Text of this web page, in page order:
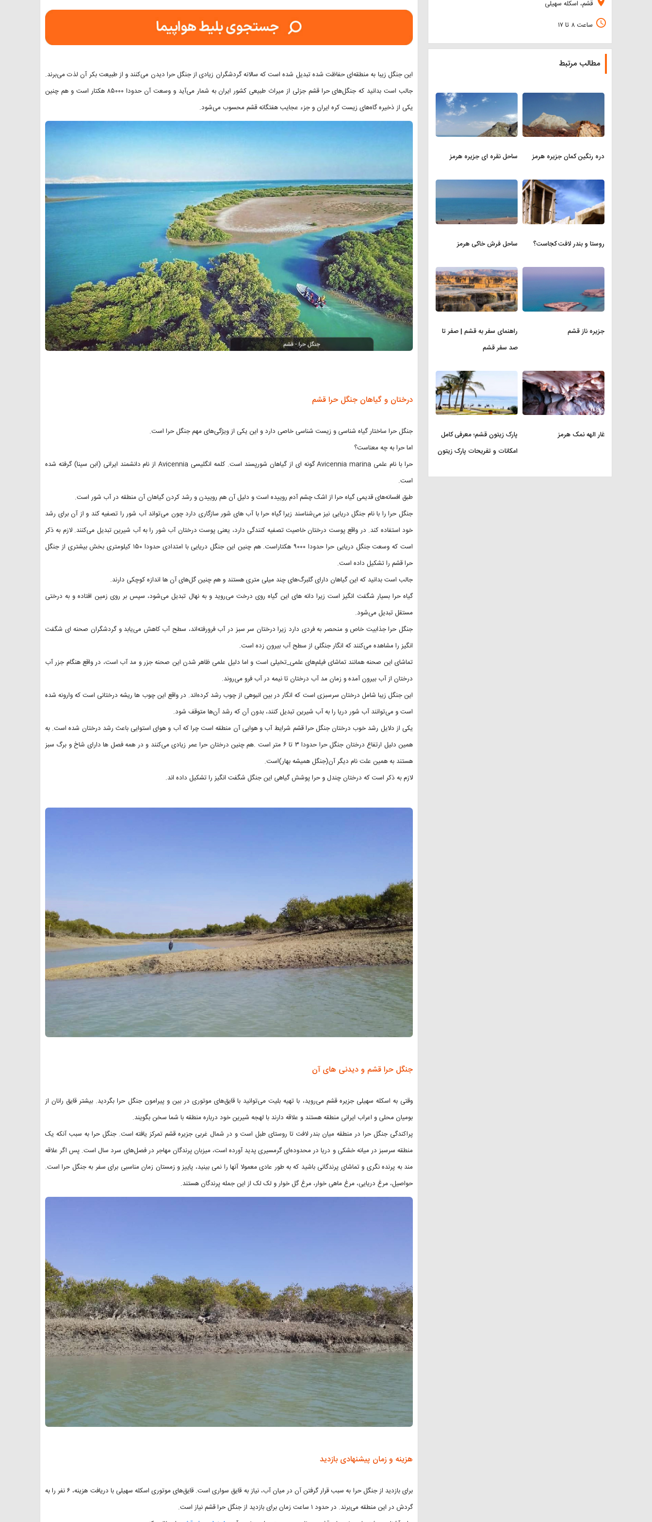
این جنگل زیبا به منطقه‌ای حفاظت شده تبدیل شده است که سالانه گردشگران زیادی از جنگل حرا دیدن می‌کنند و از طبیعت بکر آن لذت می‌برند.
جالب است بدانید که جنگل‌های حرا قشم جزئی از میراث طبیعی کشور ایران به شمار می‌آید و وسعت آن حدودا ۸۵۰۰۰ هکتار است و هم چنین
یکی از ذخیره گاه‌های زیست کره ایران و جزء عجایب هفتگانه قشم محسوب می‌شود.
درختان و گیاهان جنگل حرا قشم
جنگل حرا ساختار گیاه شناسی و زیست شناسی خاصی دارد و این یکی از ویژگی‌های مهم جنگل حرا است.
اما حرا به چه معناست؟
حرا با نام علمی Avicennia marina گونه ای از گیاهان شورپسند است. کلمه انگلیسی Avicennia از نام دانشمند ایرانی (ابن سینا) گرفته شده
است.
طبق افسانه‌های قدیمی گیاه حرا از اشک چشم آدم روییده است و دلیل آن هم روییدن و رشد کردن گیاهان آن منطقه در آب شور است.
جنگل حرا را با نام جنگل دریایی نیز می‌شناسند زیرا گیاه حرا با آب های شور سازگاری دارد چون می‌تواند آب شور را تصفیه کند و از آن برای رشد
خود استفاده کند. در واقع پوست درختان خاصیت تصفیه کنندگی دارد، یعنی پوست درختان آب شور را به آب شیرین تبدیل می‌کنند. لازم به ذکر
است که وسعت جنگل دریایی حرا حدودا ۹۰۰۰ هکتاراست. هم چنین این جنگل دریایی با امتدادی حدودا ۱۵۰ کیلومتری بخش بیشتری از جنگل
حرا قشم را تشکیل داده است.
جالب است بدانید که این گیاهان دارای گلبرگ‌های چند میلی متری هستند و هم چنین گل‌های آن ها اندازه کوچکی دارند.
گیاه حرا بسیار شگفت انگیز است زیرا دانه های این گیاه روی درخت می‌روید و به نهال تبدیل می‌شود، سپس بر روی زمین افتاده و به درختی
مستقل تبدیل می‌شود.
جنگل حرا جذابیت خاص و منحصر به فردی دارد زیرا درختان سر سبز در آب فرورفته‌اند، سطح آب کاهش می‌یابد و گردشگران صحنه ای شگفت
انگیز را مشاهده می‌کنند که انگار جنگلی از سطح آب بیرون زده است.
تماشای این صحنه همانند تماشای فیلم‌های علمی_تخیلی است و اما دلیل علمی ظاهر شدن این صحنه جزر و مد آب است، در واقع هنگام جزر آب
درختان از آب بیرون آمده و زمان مد آب درختان تا نیمه در آب فرو می‌روند.
این جنگل زیبا شامل درختان سرسبزی است که انگار در بین انبوهی از چوب رشد کرده‌اند. در واقع این چوب ها ریشه درختانی است که وارونه شده
است و می‌توانند آب شور دریا را به آب شیرین تبدیل کنند، بدون آن که رشد آن‌ها متوقف شود.
یکی از دلایل رشد خوب درختان جنگل حرا قشم شرایط آب و هوایی آن منطقه است چرا که آب و هوای استوایی باعث رشد درختان شده است. به
همین دلیل ارتفاع درختان جنگل حرا حدودا ۳ تا ۶ متر است .هم چنین درختان حرا عمر زیادی می‌کنند و در همه فصل ها دارای شاخ و برگ سبز
هستند به همین علت نام دیگر آن(جنگل همیشه بهار)است.
لازم به ذکر است که درختان چندل و حرا پوشش گیاهی این جنگل شگفت انگیز را تشکیل داده اند.
جنگل حرا قشم و دیدنی های آن
وقتی به اسکله سهیلی جزیره قشم می‌روید، با تهیه بلیت می‌توانید با قایق‌های موتوری در بین و پیرامون جنگل حرا بگردید. بیشتر قایق رانان از
بومیان محلی و اعراب ایرانی منطقه هستند و علاقه دارند با لهجه شیرین خود درباره منطقه با شما سخن بگویند.
پراکندگی جنگل حرا در منطقه میان بندر لافت تا روستای طبل است و در شمال غربی جزیره قشم تمرکز یافته است. جنگل حرا به سبب آنکه یک
منطقه سرسبز در میانه خشکی و دریا در محدوده‌ای گرمسیری پدید آورده است، میزبان پرندگان مهاجر در فصل‌های سرد سال است. پس اگر علاقه
مند به پرنده نگری و تماشای پرندگانی باشید که به طور عادی معمولا آنها را نمی بینید، پاییز و زمستان زمان مناسبی برای سفر به جنگل حرا است.
حواصیل، مرغ دریایی، مرغ ماهی خوار، مرغ گل خوار و لک لک از این جمله پرندگان هستند.
هزینه و زمان پیشنهادی بازدید
برای بازدید از جنگل حرا به سبب قرار گرفتن آن در میان آب، نیاز به قایق سواری است. قایق‌های موتوری اسکله سهیلی با دریافت هزینه، ۶ نفر را به
گردش در این منطقه می‌برند. در حدود ۱ ساعت زمان برای بازدید از جنگل حرا قشم نیاز است.
قشم، اسکله سهیلی
access_time ساعت ۸ تا ۱۷
مطالب مرتبط
دره رنگین کمان جزیره هرمز ساحل نقره ای جزیره هرمز
روستا و بندر لافت کجاست؟ ساحل فرش خاکی هرمز
جزیره ناز قشم
راهنمای سفر به قشم | صفر تا
صد سفر قشم
غار الهه نمک هرمز
پارک زیتون قشم؛ معرفی کامل
امکانات و تفریحات پارک زیتون